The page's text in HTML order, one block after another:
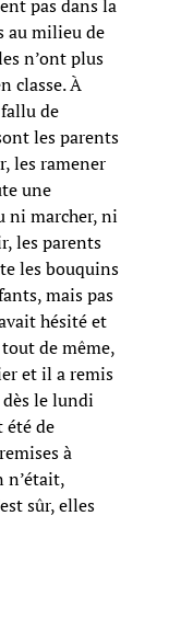
pas dans la
au milieu de
n’ont plus
classe. À
de
les parents
les ramener
une
ni marcher, ni
les parents
les bouquins
mais pas
hésité et
de même,
et il a remis
le lundi
été de
à
n’était,
sûr, elles